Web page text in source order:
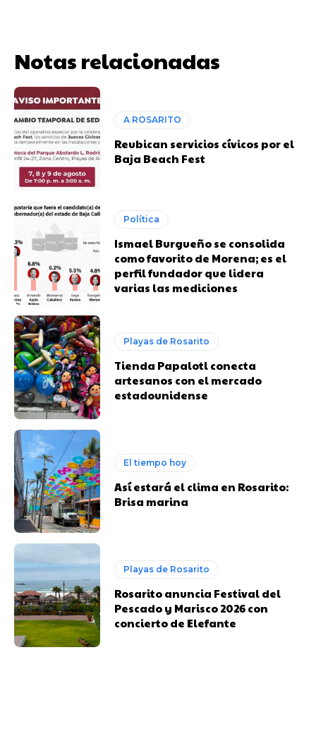
Notas relacionadas
A ROSARITO
Reubican servicios cívicos por el
Baja Beach Fest
Política
Ismael Burgueño se consolida
como favorito de Morena; es el
perfil fundador que lidera
varias las mediciones
Playas de Rosarito
Tienda Papalotl conecta
artesanos con el mercado
estadounidense
El tiempo hoy
Así estará el clima en Rosarito:
Brisa marina
Playas de Rosarito
Rosarito anuncia Festival del
Pescado y Marisco 2026 con
concierto de Elefante